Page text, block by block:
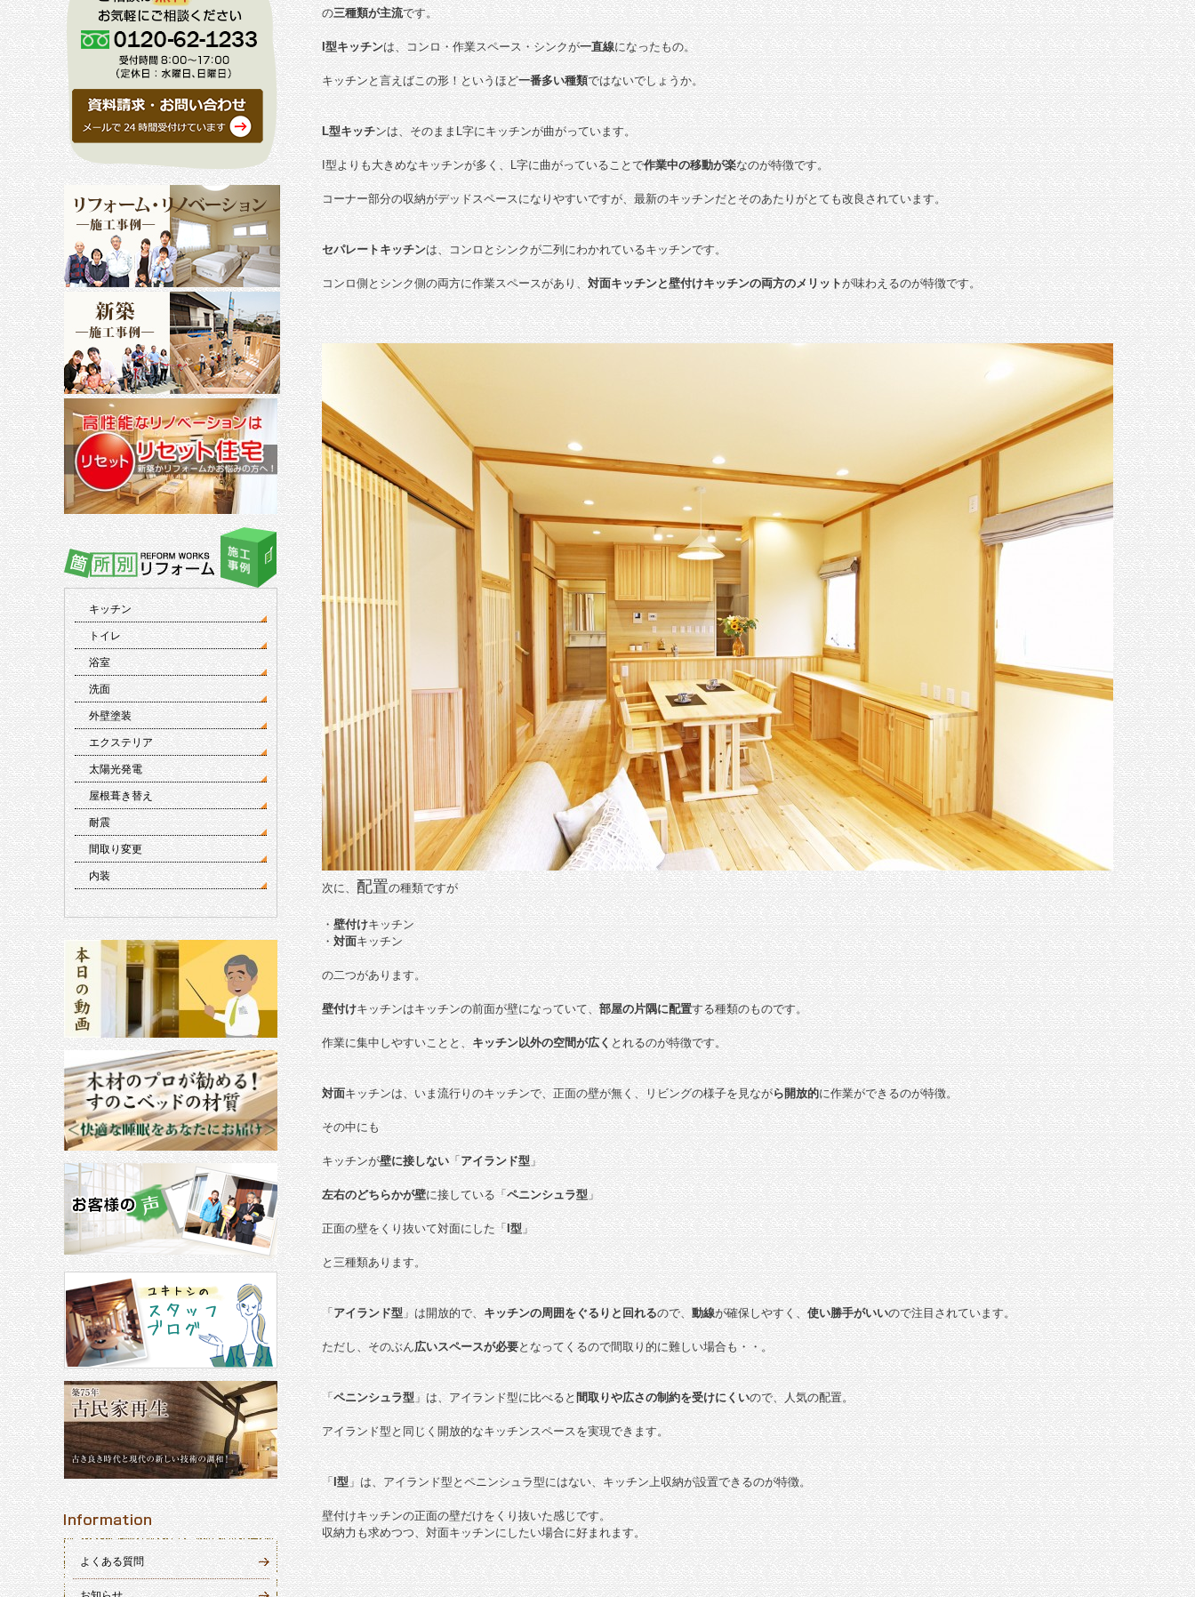
の三種類が主流です。
I型キッチンは、コンロ・作業スペース・シンクが一直線になったもの。
キッチンと言えばこの形！というほど一番多い種類ではないでしょうか。
L型キッチンは、そのままL字にキッチンが曲がっています。
I型よりも大きめなキッチンが多く、L字に曲がっていることで作業中の移動が楽なのが特徴です。
コーナー部分の収納がデッドスペースになりやすいですが、最新のキッチンだとそのあたりがとても改良されています。
セパレートキッチンは、コンロとシンクが二列にわかれているキッチンです。
コンロ側とシンク側の両方に作業スペースがあり、対面キッチンと壁付けキッチンの両方のメリットが味わえるのが特徴です。
次に、配置の種類ですが
・壁付けキッチン
・ 対面キッチン
の二つがあります。
壁付けキッチンはキッチンの前面が壁になっていて、部屋の片隅に配置する種類のものです。
作業に集中しやすいことと、キッチン以外の空間が広く とれるのが特徴です。
対面キッチンは、いま流行りのキッチンで、正面の壁が無く、リビングの様子を見ながら開放的に作業ができるのが特徴。
その中にも
キッチンが壁に接しない「アイランド型」
左右のどちらかが壁に接している「ペニンシュラ型」
正面の壁をくり抜いて対面にした「 I型 」
と三種類あります。
「アイランド型」は開放的で、キッチンの周囲をぐるりと回れるので、動線が確保しやすく、使い勝手がいいので注目されています。
ただし、そのぶん広いスペースが必要となってくるので間取り的に難しい場合も・・。
「ペニンシュラ型」は、アイランド型に比べると間取りや広さの制約を受けにくいので、人気の配置。
アイランド型と同じく開放的なキッチンスペースを実現できます。
「I型」は、アイランド型とペニンシュラ型にはない、キッチン上収納が設置できるのが特徴。
壁付けキッチンの正面の壁だけをくり抜いた感じです。
収納力も求めつつ、対面キッチンにしたい場合に好まれます。
キッチン
トイレ
浴室
洗面
外壁塗装
エクステリア
太陽光発電
屋根葺き替え
耐震
間取り変更
内装
よくある質問